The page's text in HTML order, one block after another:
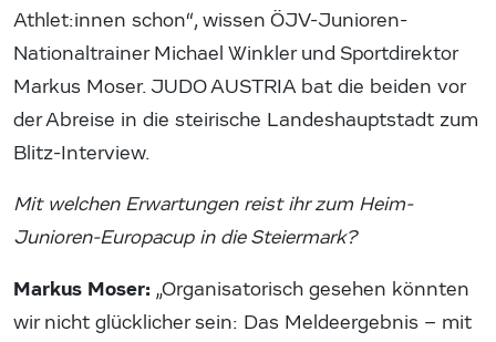
Athlet:innen schon“, wissen ÖJV-Junioren-
Nationaltrainer Michael Winkler und Sportdirektor
Markus Moser. JUDO AUSTRIA bat die beiden vor
der Abreise in die steirische Landeshauptstadt zum
Blitz-Interview.
Mit welchen Erwartungen reist ihr zum Heim-
Junioren-Europacup in die Steiermark?
Markus Moser: „Organisatorisch gesehen könnten
wir nicht glücklicher sein: Das Meldeergebnis – mit